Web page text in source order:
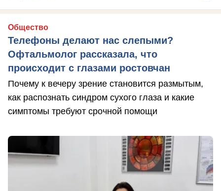
Общество
Телефоны делают нас слепыми?
Офтальмолог рассказала, что
происходит с глазами ростовчан
Почему к вечеру зрение становится размытым,
как распознать синдром сухого глаза и какие
симптомы требуют срочной помощи